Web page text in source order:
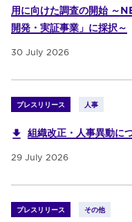
用に向けた調査の開始 ～
開発・実証事業」に採択～
30 July 2026
プレスリリース 人事
組織改正・人事異動
29 July 2026
プレスリリース その他